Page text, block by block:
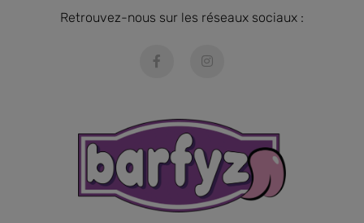
Retrouvez-nous sur les réseaux sociaux :